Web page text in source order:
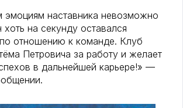
эмоциям наставника невозможно
хоть на секунду оставался
отношению к команде. Клуб
Петровича за работу и желает
в дальнейшей карьере!» —